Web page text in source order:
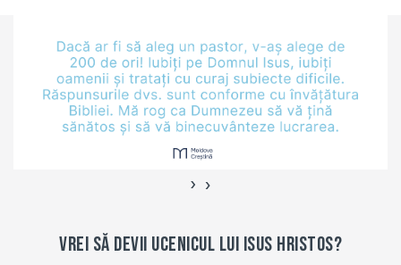
a ucrainenilor, de
asemenea. O mare
nevoie rămân a fi
medicamentele și
produsele
‹ ›
Vrei să devii ucenicul lui Isus Hristos?